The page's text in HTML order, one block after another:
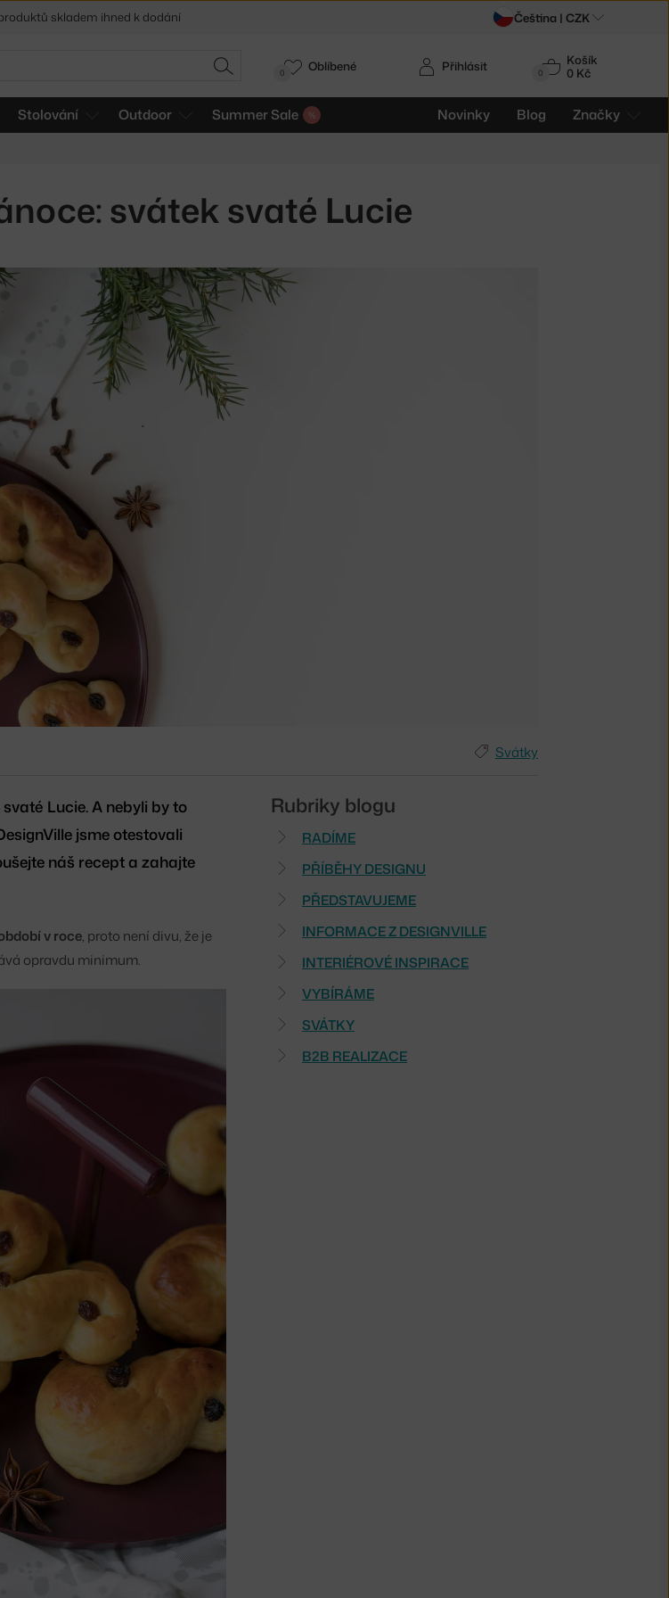
HLEDAT 0
Košík
0 Kč
Stolování Outdoor Summer Sale Novinky Blog Značky
Přihlásit
0 Oblíbené
svátek svaté Lucie
Svátky
Lucie. A nebyli by to
jsme otestovali
náš recept a zahajte
v roce, proto není divu, že je
opravdu minimum.
Rubriky blogu
RADÍME
PŘÍBĚHY DESIGNU
PŘEDSTAVUJEME
INFORMACE Z DESIGNVILLE
INTERIÉROVÉ INSPIRACE
VYBÍRÁME
SVÁTKY
B2B REALIZACE
5 % pro odběratelenewsletteru Čeština | CZK